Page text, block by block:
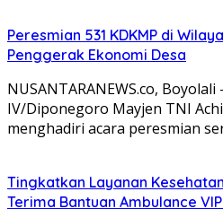
Peresmian 531 KDKMP di
Penggerak Ekonomi Desa
NUSANTARANEWS.co,
IV/Diponegoro Mayjen TNI
menghadiri acara peresmian
Tingkatkan Layanan
Terima Bantuan Ambulance